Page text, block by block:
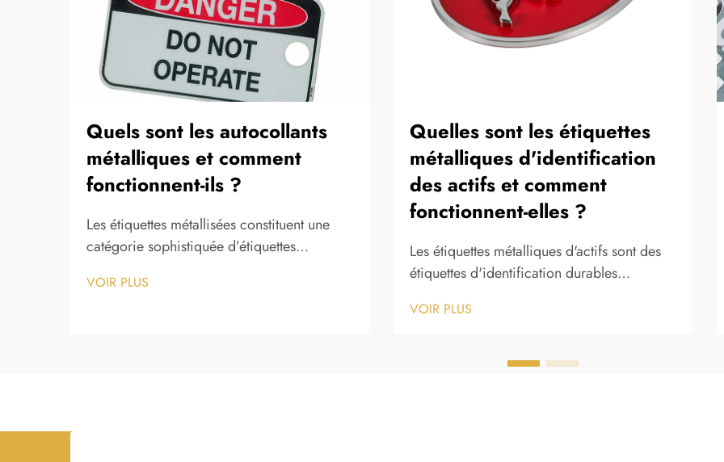
Quels sont les autocollants
métalliques et comment
fonctionnent-ils ?
Les étiquettes métallisées constituent une
catégorie sophistiquée d’étiquettes
finitions métalliques à la praticité des
VOIR PLUS
Quelles sont les étiquettes
métalliques d'identification
des actifs et comment
fonctionnent-elles ?
Les étiquettes métalliques d'actifs sont des
étiquettes d'identification durables
inoxydable ou dans d'autres alliages
façon permanente et suivre les
VOIR PLUS